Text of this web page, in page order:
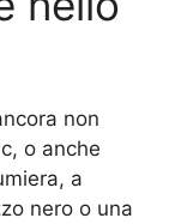
non
o anche
a
nero o una